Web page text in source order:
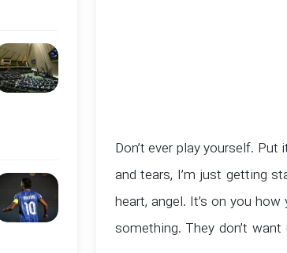
Don’t ever play yourself.
and tears, I’m just getting
heart, angel. It’s on you
something. They don’t